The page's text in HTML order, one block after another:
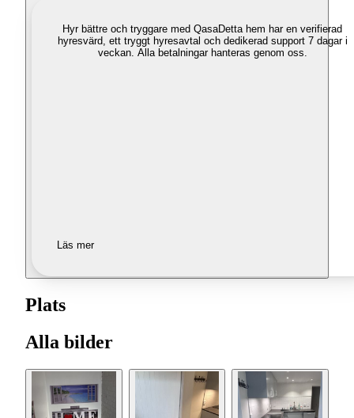
Hyr bättre och tryggare med QasaDetta hem har en verifierad
hyresvärd, ett tryggt hyresavtal och dedikerad support 7 dagar i
veckan. Alla betalningar hanteras genom oss.
Läs mer
Plats
Alla bilder